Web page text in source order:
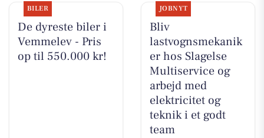
BILER
De dyreste biler i
Vemmelev - Pris
op til 550.000 kr!
JOBNYT
Bliv
lastvognsmekanik
er hos Slagelse
Multiservice og
arbejd med
elektricitet og
teknik i et godt
team